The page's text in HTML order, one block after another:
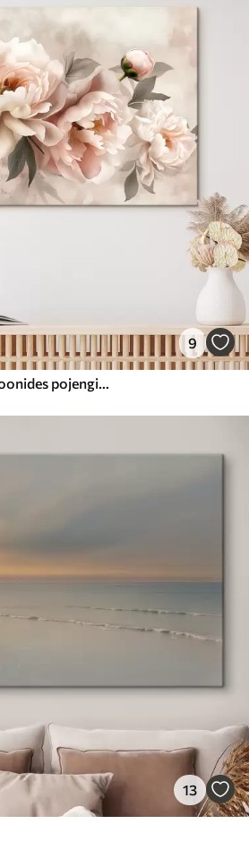
9
Abstraktne roosades toonides pojengide kimp
13